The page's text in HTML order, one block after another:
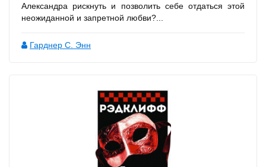
Александра рискнуть и позволить себе отдаться этой
неожиданной и запретной любви?...
Гарднер С. Энн